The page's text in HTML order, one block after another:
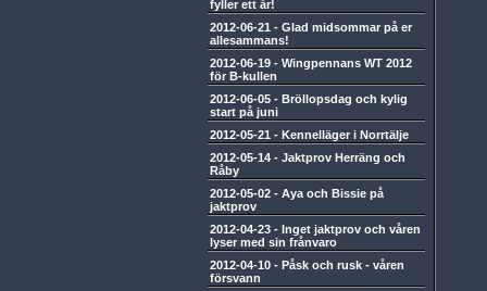
fyller ett år!
2012-06-21 - Glad midsommar på er
allesammans!
2012-06-19 - Wingpennans WT 2012
för B-kullen
2012-06-05 - Bröllopsdag och kylig
start på juni
2012-05-21 - Kennelläger i Norrtälje
2012-05-14 - Jaktprov Herräng och
Råby
2012-05-02 - Aya och Bissie på
jaktprov
2012-04-23 - Inget jaktprov och våren
lyser med sin frånvaro
2012-04-10 - Påsk och rusk - våren
försvann